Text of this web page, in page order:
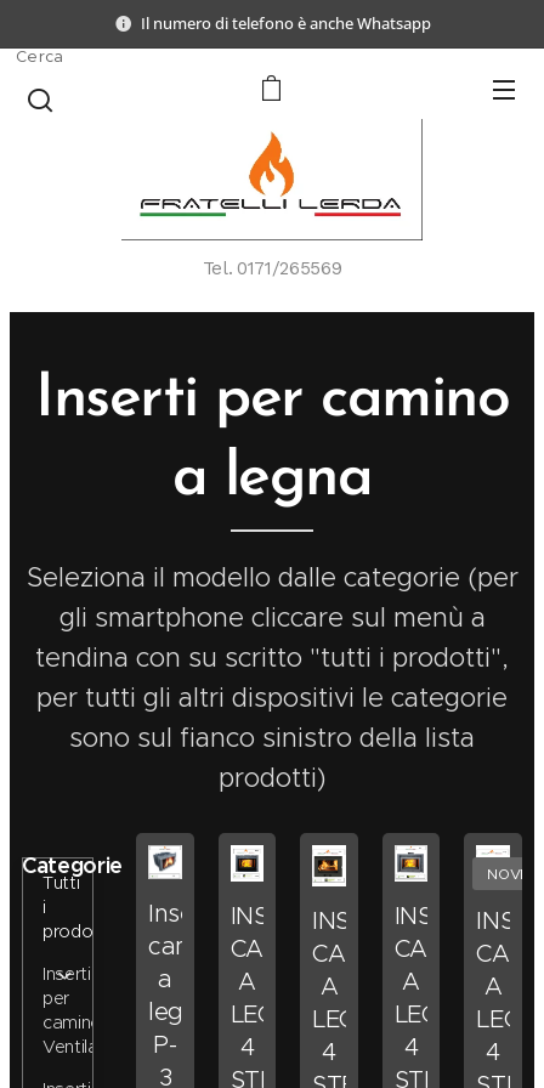
Il numero di telefono è anche Whatsapp
Tel. 0171/265569
Cerca
Inserti per camino
a legna
Seleziona il modello dalle categorie (per
gli smartphone cliccare sul menù a
tendina con su scritto "tutti i prodotti",
per tutti gli altri dispositivi le categorie
sono sul fianco sinistro della lista
prodotti)
Categorie
Tutti
i
prodotti
Inserti
per
camino
Ventilati
Inserto
camino
a
legna
P-
3
INSERTO
CAMINO
A
LEGNA
4
STELLE
INSERTO
CAMINO
A
LEGNA
4
INSERTO
CAMINO
A
LEGNA
4
STELLE
A
4
NOVITA'